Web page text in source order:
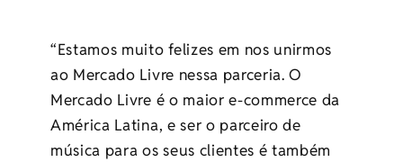
“Estamos muito felizes em nos unirmos
ao Mercado Livre nessa parceria. O
Mercado Livre é o maior e-commerce da
América Latina, e ser o parceiro de
música para os seus clientes é também